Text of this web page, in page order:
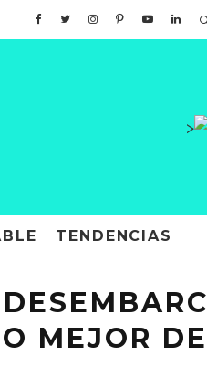
>
TENDENCIAS
MEJOR